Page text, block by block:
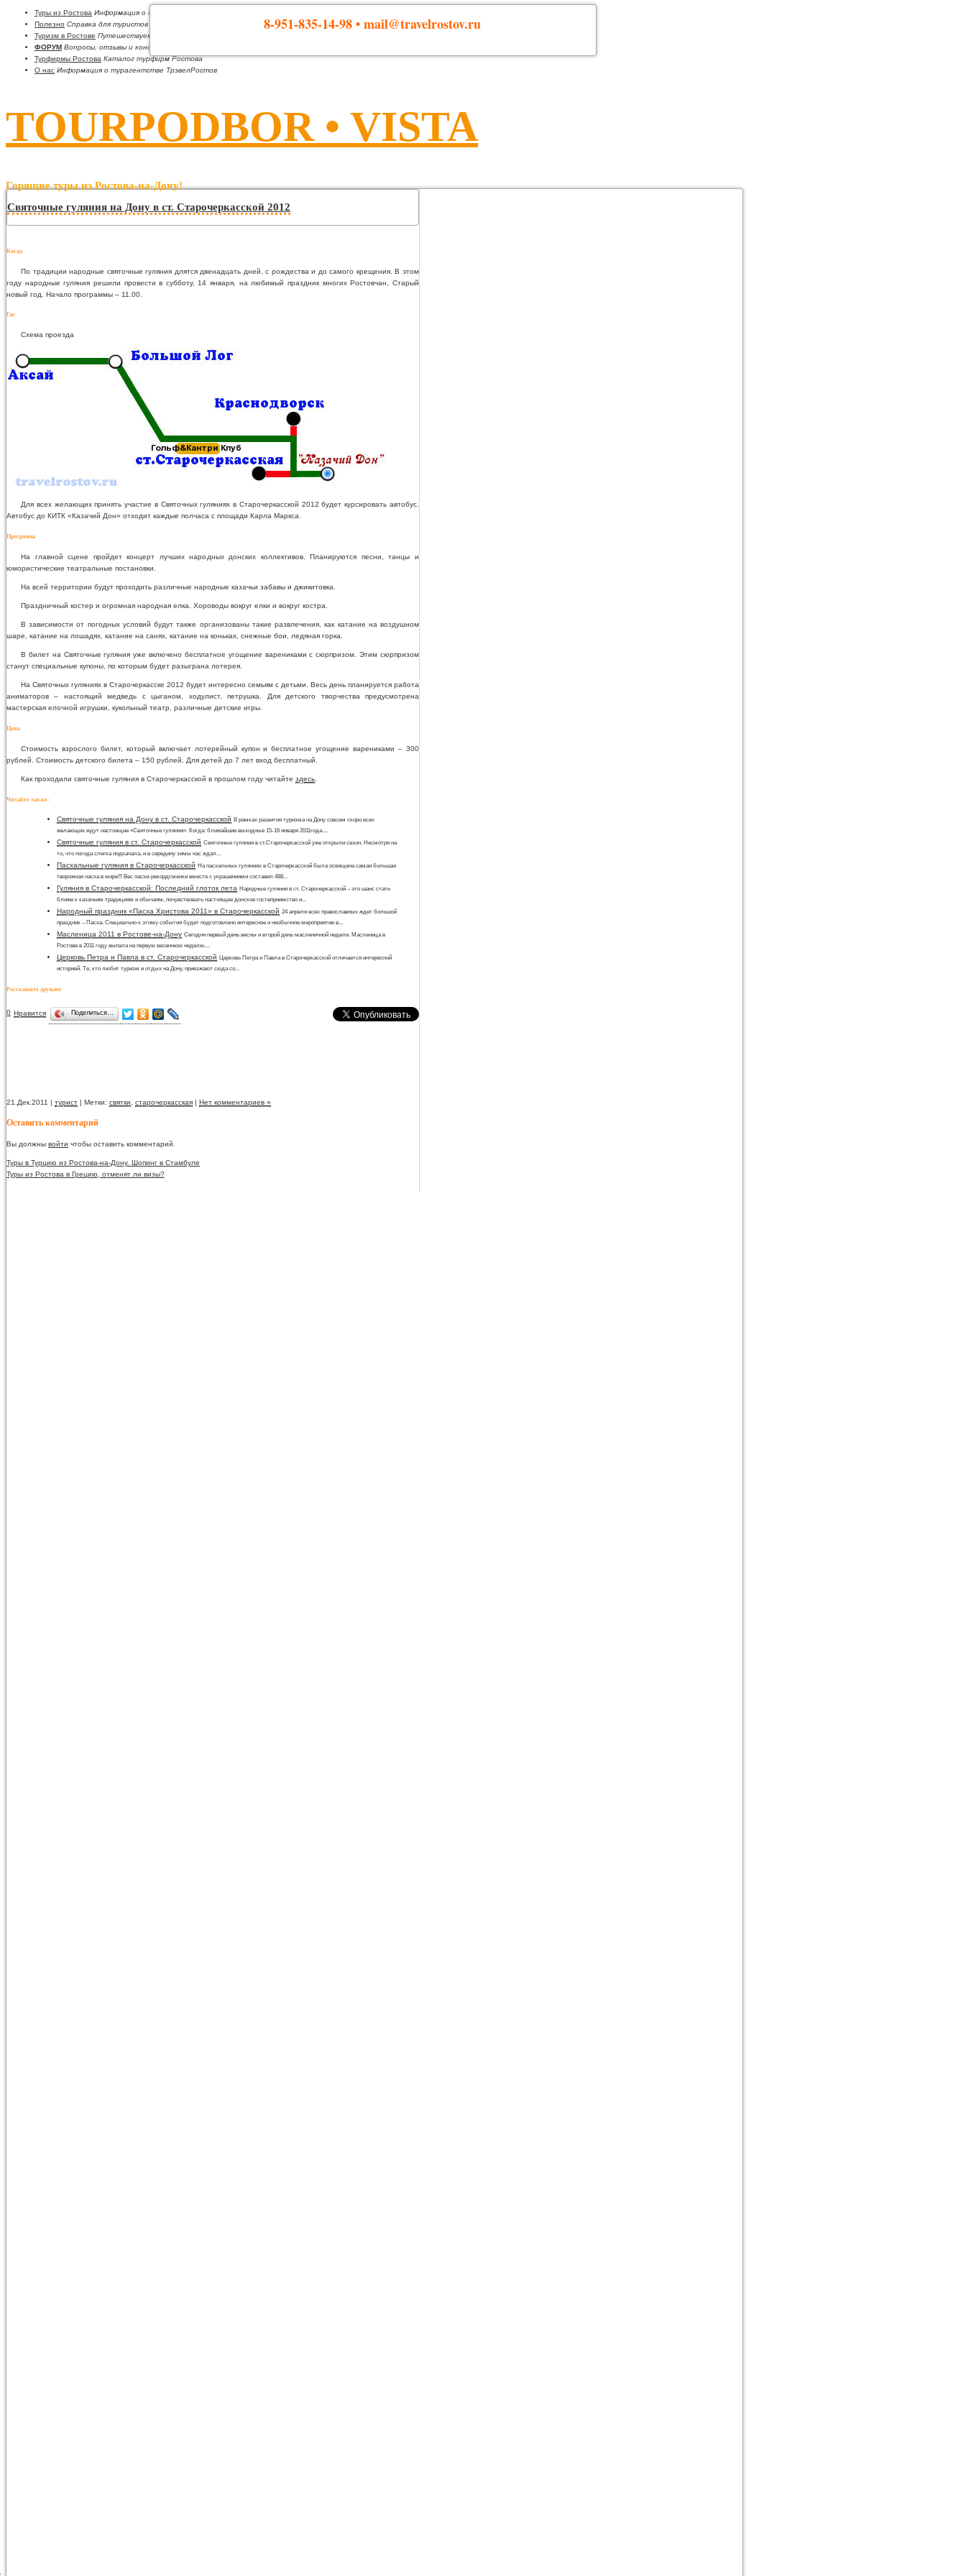
8-951-835-14-98 • mail@travelrostov.ru
Туры из Ростова Информация о странах
Полезно Справка для туристов
Туризм в Ростове Путешествуем по Ростовской области
ФОРУМ Вопросы, отзывы и консультации
Турфирмы Ростова Каталог турфирм Ростова
О нас Информация о турагентстве ТрэвелРостов
TOURPODBOR • VISTA
Горящие туры из Ростова-на-Дону!
Святочные гуляния на Дону в ст. Старочеркасской 2012
Когда
По традиции народные святочные гуляния длятся двенадцать дней, с рождества и до самого крещения. В этом
году народные гуляния решили провести в субботу, 14 января, на любимый праздник многих Ростовчан, Старый
новый год. Начало программы – 11.00.
Где
Схема проезда
Для всех желающих принять участие в Святочных гуляниях в Старочеркасской 2012 будет курсировать автобус.
Автобус до КИТК «Казачий Дон» отходит каждые полчаса с площади Карла Маркса.
Программа
На главной сцене пройдет концерт лучших народных донских коллективов. Планируются песни, танцы и
юмористические театральные постановки.
На всей территории будут проходить различные народные казачьи забавы и джикитовка.
Праздничный костер и огромная народная елка. Хороводы вокруг елки и вокруг костра.
В зависимости от погодных условий будут также организованы такие развлечения, как катание на воздушном
шаре, катание на лошадях, катание на санях, катание на коньках, снежные бои, ледяная горка.
В билет на Святочные гуляния уже включено бесплатное угощение варениками с сюрпризом. Этим сюрпризом
станут специальные купоны, по которым будет разыграна лотерея.
На Святочных гуляниях в Старочеркасске 2012 будет интересно семьям с детьми. Весь день планируется работа
аниматоров – настоящий медведь с цыганом, ходулист, петрушка. Для детского творчества предусмотрена
мастерская елочной игрушки, кукольный театр, различные детские игры.
Цена
Стоимость взрослого билет, который включает лотерейный купон и бесплатное угощение варениками – 300
рублей. Стоимость детского билета – 150 рублей. Для детей до 7 лет вход бесплатный.
Как проходили святочные гуляния в Старочеркасской в прошлом году читайте здесь
Читайте также:
Святочные гуляния на Дону в ст. Старочеркасской В рамках развития туризма на Дону совсем скоро всех
желающих ждут настоящие «Святочные гуляния». Когда: ближайшие выходные 15-16 января 2011года....
Святочные гуляния в ст. Старочеркасской Святочные гуляния в ст.Старочеркасской уже открыли сезон. Несмотря на
то, что погода слегка подкачала, и в середину зимы нас ждал...
Пасхальные гуляния в Старочеркасской На пасхальных гуляниях в Старочеркасской была освящена самая большая
творожная пасха в мире!!! Вес пасхи-рекордсменки вместе с украшениями составил 488...
Гуляния в Старочеркасской: Последний глоток лета Народные гуляния в ст. Старочеркасской – это шанс стать
ближе к казачьим традициям и обычаям, почувствовать настоящее донское гостеприимство и...
Народный праздник «Пасха Христова 2011» в Старочеркасской 24 апреля всех православных ждет большой
праздник – Пасха. Специально к этому события будет подготовлено интересное и необычное мероприятие в...
Масленица 2011 в Ростове-на-Дону Сегодня первый день весны и второй день масленичной недели. Масленица в
Ростове в 2011 году выпала на первую весеннюю неделю....
Церковь Петра и Павла в ст. Старочеркасской Церковь Петра и Павла в Старочеркасской отличается интересной
историей. Те, кто любит туризм и отдых на Дону, приезжают сюда со...
Расскажите друзьям:
0 Нравится Поделиться…
21.Дек.2011 | турист | Метки: святки старочеркасская | Нет комментариев »
Оставить комментарий
Вы должны войти чтобы оставить комментарий.
Туры в Турцию из Ростова-на-Дону. Шопинг в Стамбуле
Туры из Ростова в Грецию, отменят ли визы?